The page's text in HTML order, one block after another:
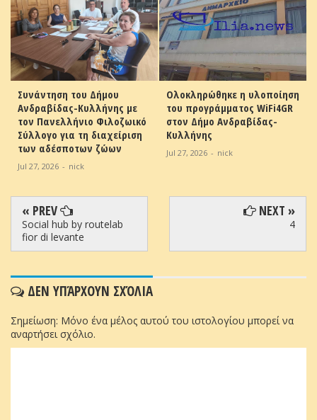
Συνάντηση του Δήμου
Ανδραβίδας-Κυλλήνης με
τον Πανελλήνιο Φιλοζωικό
Σύλλογο για τη διαχείριση
των αδέσποτων ζώων
Jul 27, 2026 - nick
Ολοκληρώθηκε η υλοποίηση
του προγράμματος WiFi4GR
στον Δήμο Ανδραβίδας-
Κυλλήνης
Jul 27, 2026 - nick
« PREV
Social hub by routelab
fior di levante
NEXT »
4
ΔΕΝ ΥΠΆΡΧΟΥΝ ΣΧΌΛΙΑ
Σημείωση: Μόνο ένα μέλος αυτού του ιστολογίου μπορεί να
αναρτήσει σχόλιο.